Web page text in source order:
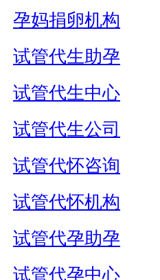
孕妈捐卵机构
试管代生助孕
试管代生中心
试管代生公司
试管代怀咨询
试管代怀机构
试管代孕助孕
试管代孕中心